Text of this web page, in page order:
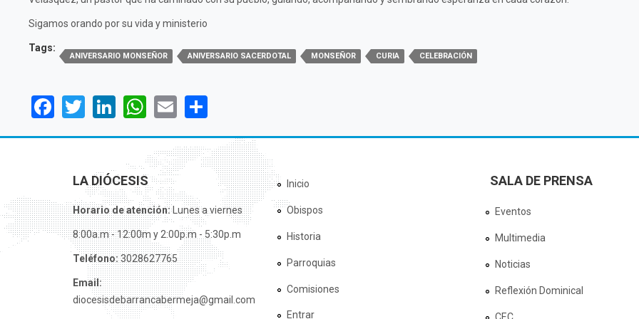
Sigamos orando por su vida y ministerio
Tags:
ANIVERSARIO MONSEÑOR ANIVERSARIO SACERDOTAL MONSEÑOR CURIA CELEBRACIÓN
Facebook
TwitterLinkedIn
WhatsApp
Email
LA DIÓCESIS
Horario de atención:Lunes a viernes
8:00a.m - 12:00m y 2:00p.m - 5:30p.m
Teléfono:3028627765
Email:
diocesisdebarrancabermeja@gmail.com
Inicio
Obispos
Historia
Parroquias
Comisiones
Entrar
SALA DE PRENSA
Eventos
Multimedia
Noticias
Reflexión Dominical
CEC